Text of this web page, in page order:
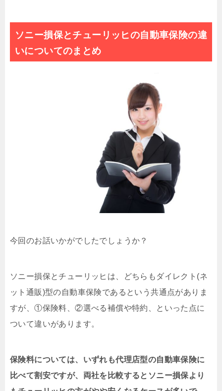
ソニー損保とチューリッヒの自動車保険の違
いについてのまとめ
今回のお話いかがでしたでしょうか？
ソニー損保とチューリッヒは、どちらもダイレクト(ネ
ット通販)型の自動車保険であるという共通点がありま
すが、①保険料、②選べる補償や特約、といった点に
ついて違いがあります。
保険料については、いずれも代理店型の自動車保険に
比べて割安ですが、両社を比較するとソニー損保より